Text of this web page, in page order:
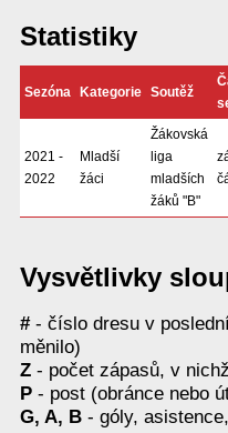
Statistiky
Sezóna Kategorie Soutěž
2021 -
2022
Mladší
žáci
Žákovská
liga
mladších
žáků "B"
Vysvětlivky
# - číslo dresu v
měnilo)
Z - počet zápasů, v
P - post (obránce nebo
G, A, B - góly,